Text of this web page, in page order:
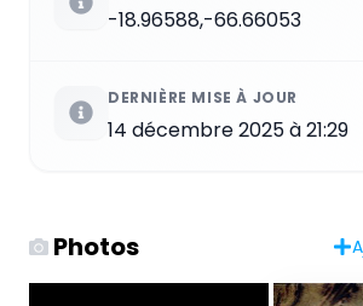
-18.96588,-66.66053
DERNIÈRE MISE À JOUR
14 décembre 2025 à 21:29
Photos